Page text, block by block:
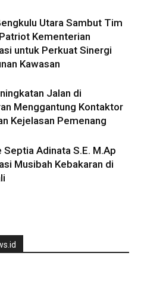
Utara Sambut Tim
Kementerian
untuk Perkuat Sinergi
Kawasan
Jalan di
Menggantung Kontaktor
Kejelasan Pemenang
Septia Adinata S.E. M.Ap
Musibah Kebakaran di